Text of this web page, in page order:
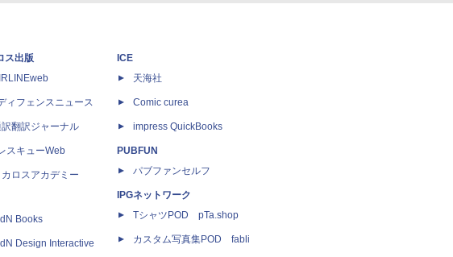
ス出版
ィフェンスニュース
翻訳ジャーナル
スキューWeb
カロスアカデミー
Books
Design Interactive
ICE
天海社
Comic curea
impress QuickBooks
PUBFUN
パブファンセルフ
IPGネットワーク
TシャツPOD pTa.shop
カスタム写真集POD fabli